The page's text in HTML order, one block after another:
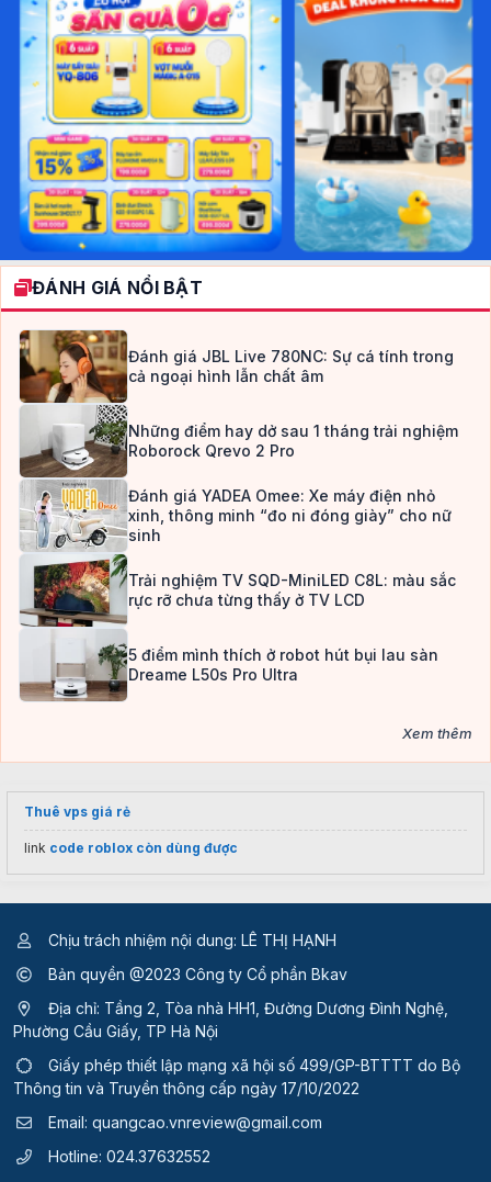
ĐÁNH GIÁ NỔI BẬT
Đánh giá JBL Live 780NC: Sự cá tính trong
cả ngoại hình lẫn chất âm
Những điểm hay dở sau 1 tháng trải nghiệm
Roborock Qrevo 2 Pro
Đánh giá YADEA Omee: Xe máy điện nhỏ
xinh, thông minh “đo ni đóng giày” cho nữ
sinh
Trải nghiệm TV SQD-MiniLED C8L: màu sắc
rực rỡ chưa từng thấy ở TV LCD
5 điểm mình thích ở robot hút bụi lau sàn
Dreame L50s Pro Ultra
Xem thêm
Thuê vps giá rẻ
link code roblox còn dùng được
Chịu trách nhiệm nội dung: LÊ THỊ HẠNH
Bản quyền @2023 Công ty Cổ phần Bkav
Địa chỉ: Tầng 2, Tòa nhà HH1, Đường Dương Đình Nghệ,
Phường Cầu Giấy, TP Hà Nội
Giấy phép thiết lập mạng xã hội số 499/GP-BTTTT do Bộ
Thông tin và Truyền thông cấp ngày 17/10/2022
Email: quangcao.vnreview@gmail.com
Hotline: 024.37632552